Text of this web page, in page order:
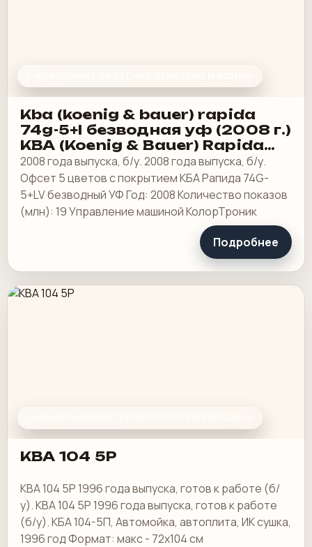
Kba (koenig & bauer) rapida
74g-5+l безводная уф (2008 г.)
KBA (Koenig & Bauer) Rapida
74G-5+L
2008 года выпуска, б/у. 2008 года выпуска, б/у.
Офсет 5 цветов с покрытием КБА Рапида 74G-
5+LV безводный УФ Год: 2008 Количество показов
(млн): 19 Управление машиной КолорТроник
Подробнее
KBA 104 5P
KBA 104 5P 1996 года выпуска, готов к работе (б/
у). KBA 104 5P 1996 года выпуска, готов к работе
(б/у). КБА 104-5П, Автомойка, автоплита, ИК сушка,
1996 год Формат: макс - 72х104 см